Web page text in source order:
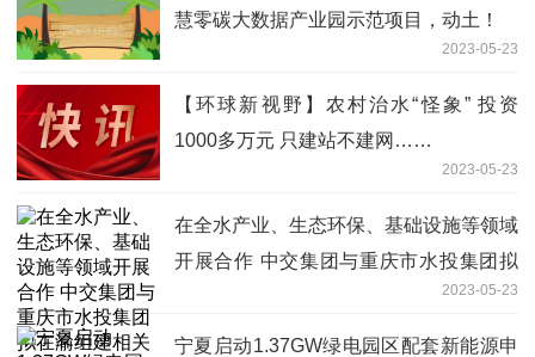
慧零碳大数据产业园示范项目，动土！
2023-05-23
【环球新视野】农村治水“怪象” 投资
1000多万元 只建站不建网……
2023-05-23
在全水产业、生态环保、基础设施等领域
开展合作 中交集团与重庆市水投集团拟
2023-05-23
宁夏启动1.37GW绿电园区配套新能源申